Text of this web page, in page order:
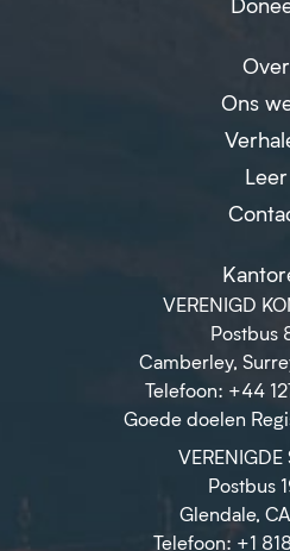
Over
Ons
Leer
VERENIGD
Postbus
Camberley,
Telefoon: +44
Goede doelen
VERENIGDE
Postbus
Glendale,
Telefoon: +1